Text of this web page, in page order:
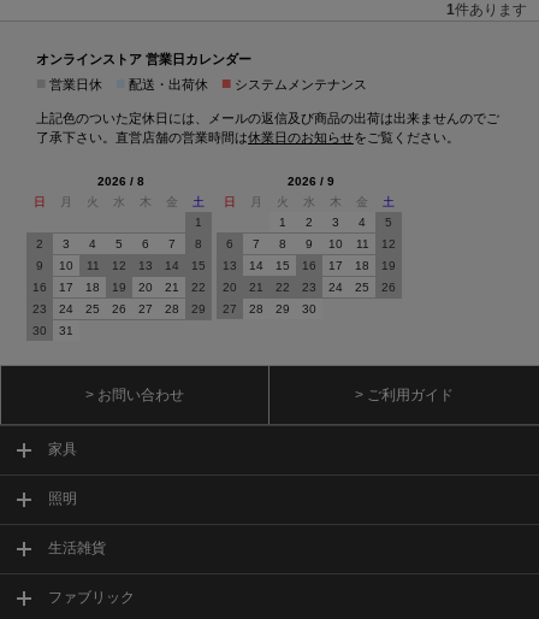
1件あります
オンラインストア 営業日カレンダー
営業日休 配送・出荷休 ■ システムメンテナンス
上記色のついた定休日には、メールの返信及び商品の出荷は出来ませんのでご
了承下さい。直営店舗の営業時間は休業日のお知らせをご覧ください。
2026 / 8
日
月 火 水 木 金
土
1
2
3 4 5 6 7
8
9
10 11 12 13 14
15
16
17 18 19 20 21
22
23
24 25 26 27 28
29
30
31
2026 / 9
日
月 火 水 木 金
土
1
2 3 4
5
6
7 8 9 10 11
12
13
14 15 16 17 18
19
20
21 22 23 24 25
26
27
28 29 30
> お問い合わせ > ご利用ガイド
家具
照明
生活雑貨
ファブリック